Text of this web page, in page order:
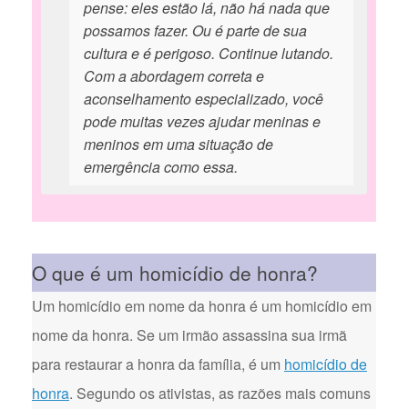
pense: eles estão lá, não há nada que
possamos fazer. Ou é parte de sua
cultura e é perigoso. Continue lutando.
Com a abordagem correta e
aconselhamento especializado, você
pode muitas vezes ajudar meninas e
meninos em uma situação de
emergência como essa.
O que é um homicídio de honra?
Um homicídio em nome da honra é um homicídio em
nome da honra. Se um irmão assassina sua irmã
para restaurar a honra da família, é um homicídio de
honra. Segundo os ativistas, as razões mais comuns